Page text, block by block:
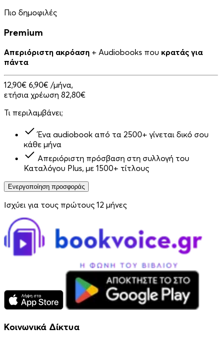
Πιο δημοφιλές
Premium
Απεριόριστη ακρόαση + Audiobooks που κρατάς για
πάντα
12,90€ 6,90€ /μήνα,
ετήσια χρέωση 82,80€
Τι περιλαμβάνει;
Ένα audiobook από τα 2500+ γίνεται δικό σου
κάθε μήνα
Απεριόριστη πρόσβαση στη συλλογή του
Καταλόγου Plus, με 1500+ τίτλους
Ενεργοποίηση προσφοράς
Ισχύει για τους πρώτους 12 μήνες
Κοινωνικά Δίκτυα